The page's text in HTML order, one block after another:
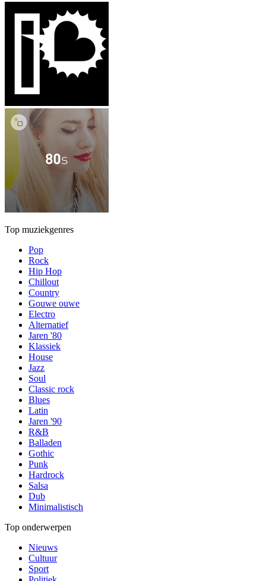
Top muziekgenres
Pop
Rock
Hip Hop
Chillout
Country
Gouwe ouwe
Electro
Alternatief
Jaren '80
Klassiek
House
Jazz
Soul
Classic rock
Blues
Latin
Jaren '90
R&B
Balladen
Gothic
Punk
Hardrock
Salsa
Dub
Minimalistisch
Top onderwerpen
Nieuws
Cultuur
Sport